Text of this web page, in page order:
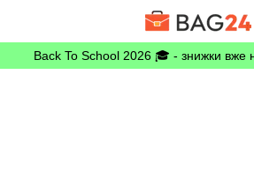
Back To School 2026 🎓 - знижки вже